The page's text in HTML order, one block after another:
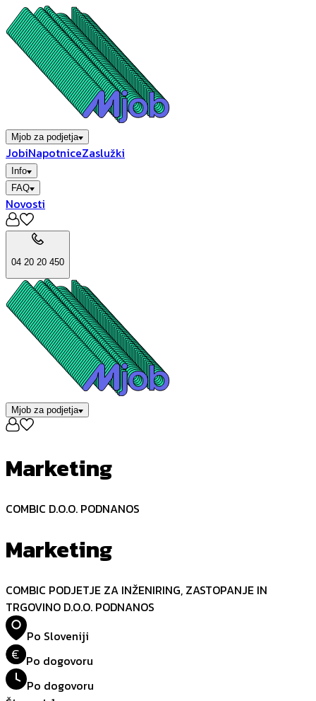
Mjob za podjetja
JobiNapotniceZaslužki
Info
FAQ
Novosti
04 20 20 450
Mjob za podjetja
Marketing
COMBIC D.O.O. PODNANOS
Marketing
COMBIC PODJETJE ZA INŽENIRING, ZASTOPANJE IN
TRGOVINO D.O.O. PODNANOS
Po Sloveniji
€ Po dogovoru
Po dogovoru